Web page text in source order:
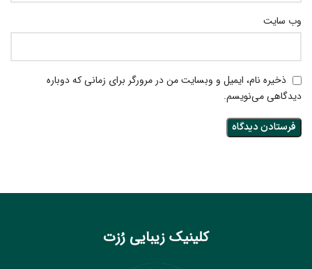
وب‌ سایت
ذخیره نام، ایمیل و وبسایت من در مرورگر برای زمانی که دوباره
دیدگاهی می‌نویسم.
کلینیک زیبایی رُزت